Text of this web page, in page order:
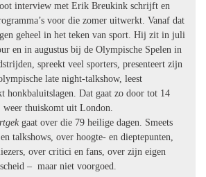
interview met Erik Breukink schrijft en
voor die zomer uitwerkt. Vanaf dat
geheel in het teken van sport. Hij zit in juli
en in augustus bij de Olympische Spelen in
spreekt veel sporters, presenteert zijn
late night-talkshow, leest
honkbaluitslagen. Dat gaat zo door tot 14
weer thuiskomt uit London.
gaat over die 79 heilige dagen. Smeets
talkshows, over hoogte- en dieptepunten,
over critici en fans, over zijn eigen
– maar niet voorgoed.